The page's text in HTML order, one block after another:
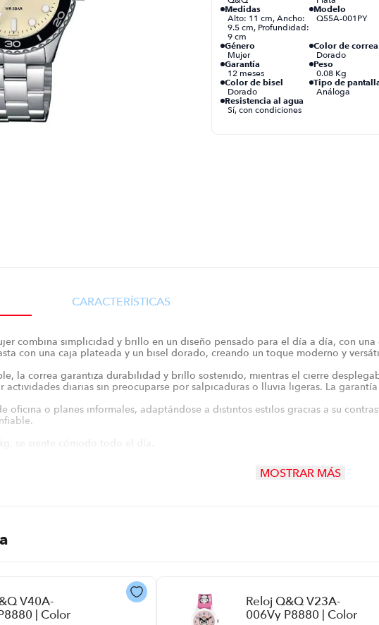
Medidas
Alto: 11 cm, Ancho:
9.5 cm, Profundidad:
9 cm
Modelo
Q55A-001PY
Género
Mujer
Color de correa
Dorado
Garantía
12 meses
Peso
0.08 Kg
Color de bisel
Dorado
Tipo de
Análoga
Resistencia al agua
Sí, con condiciones
CARACTERÍSTICAS
combina simplicidad y brillo en un diseño pensado para el día a día, con
con una caja plateada y un bisel dorado, creando un toque moderno y
la correa garantiza durabilidad y brillo sostenido, mientras el cierre
actividades diarias sin preocuparse por salpicaduras o lluvia ligeras. La
oficina o planes informales, adaptándose a distintos estilos gracias a su
se siente cómodo todo el día.
materiales, este reloj complementa atuendos formales y casuales por igual,
clara y a los marcadores, mientras la mezcla de dorado y plata permite
MOSTRAR MÁS
V40A-
| Color
Reloj Q&Q V23A-
006Vy P8880 | Color